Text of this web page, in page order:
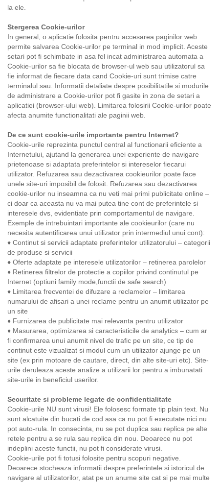
la ele.
Stergerea Cookie-urilor
In general, o aplicatie folosita pentru accesarea paginilor web
permite salvarea Cookie-urilor pe terminal in mod implicit. Aceste
setari pot fi schimbate in asa fel incat administrarea automata a
Cookie-urilor sa fie blocata de browser-ul web sau utilizatorul sa
fie informat de fiecare data cand Cookie-uri sunt trimise catre
terminalul sau. Informatii detaliate despre posibilitatile si modurile
de administrare a Cookie-urilor pot fi gasite in zona de setari a
aplicatiei (browser-ului web). Limitarea folosirii Cookie-urilor poate
afecta anumite functionalitati ale paginii web.
De ce sunt cookie-urile importante pentru Internet?
Cookie-urile reprezinta punctul central al functionarii eficiente a
Internetului, ajutand la generarea unei experiente de navigare
prietenoase si adaptata preferintelor si intereselor fiecarui
utilizator. Refuzarea sau dezactivarea cookieurilor poate face
unele site-uri imposibil de folosit. Refuzarea sau dezactivarea
cookie-urilor nu inseamna ca nu veti mai primi publicitate online –
ci doar ca aceasta nu va mai putea tine cont de preferintele si
interesele dvs, evidentiate prin comportamentul de navigare.
Exemple de intrebuintari importante ale cookieurilor (care nu
necesita autentificarea unui utilizator prin intermediul unui cont):
♦ Continut si servicii adaptate preferintelor utilizatorului – categorii
de produse si servicii
♦ Oferte adaptate pe interesele utilizatorilor – retinerea parolelor
♦ Retinerea filtrelor de protectie a copiilor privind continutul pe
Internet (optiuni family mode,functii de safe search)
♦ Limitarea frecventei de difuzare a reclamelor – limitarea
numarului de afisari a unei reclame pentru un anumit utilizator pe
un site
♦ Furnizarea de publicitate mai relevanta pentru utilizator
♦ Masurarea, optimizarea si caracteristicile de analytics – cum ar
fi confirmarea unui anumit nivel de trafic pe un site, ce tip de
continut este vizualizat si modul cum un utilizator ajunge pe un
site (ex prin motoare de cautare, direct, din alte site-uri etc). Site-
urile deruleaza aceste analize a utilizarii lor pentru a imbunatati
site-urile in beneficiul userilor.
Securitate si probleme legate de confidentialitate
Cookie-urile NU sunt virusi! Ele folosesc formate tip plain text. Nu
sunt alcatuite din bucati de cod asa ca nu pot fi executate nici nu
pot auto-rula. In consecinta, nu se pot duplica sau replica pe alte
retele pentru a se rula sau replica din nou. Deoarece nu pot
indeplini aceste functii, nu pot fi considerate virusi.
Cookie-urile pot fi totusi folosite pentru scopuri negative.
Deoarece stocheaza informatii despre preferintele si istoricul de
navigare al utilizatorilor, atat pe un anume site cat si pe mai multe